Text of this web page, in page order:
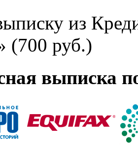
из
(700 руб.)
выписка